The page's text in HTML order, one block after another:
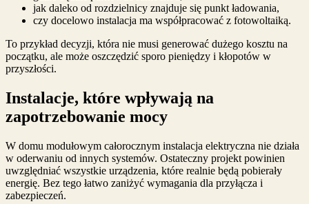
jak daleko od rozdzielnicy znajduje się punkt ładowania,
czy docelowo instalacja ma współpracować z fotowoltaiką.
To przykład decyzji, która nie musi generować dużego kosztu na
początku, ale może oszczędzić sporo pieniędzy i kłopotów w
przyszłości.
Instalacje, które wpływają na
zapotrzebowanie mocy
W domu modułowym całorocznym instalacja elektryczna nie działa
w oderwaniu od innych systemów. Ostateczny projekt powinien
uwzględniać wszystkie urządzenia, które realnie będą pobierały
energię. Bez tego łatwo zaniżyć wymagania dla przyłącza i
zabezpieczeń.